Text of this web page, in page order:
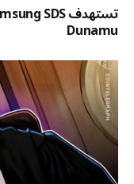
Dunamu